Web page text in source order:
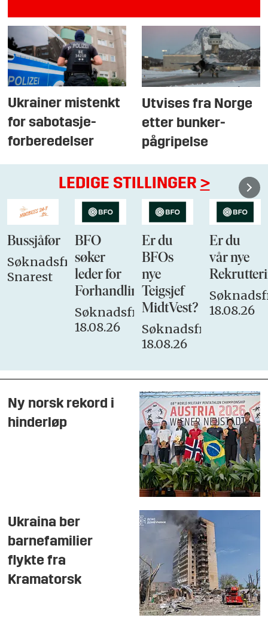
Ukrainer mistenkt
for sabotasje-
forberedelser
Utvises fra Norge
etter bunker-
pågripelse
LEDIGE STILLINGER >
Bussjåfør
Søknadsfrist:
Snarest
BFO
søker
leder for
Forhandlingsutvalget
Søknadsfrist:
18.08.26
Er du
BFOs
nye
Teigsjef
MidtVest?
Søknadsfrist:
18.08.26
Er du
vår nye
18.08.26
Ny norsk rekord i
hinderløp
Ukraina ber
barnefamilier
flykte fra
Kramatorsk